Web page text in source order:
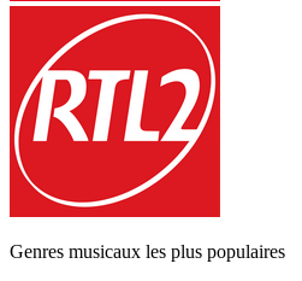
Genres musicaux les plus populaires